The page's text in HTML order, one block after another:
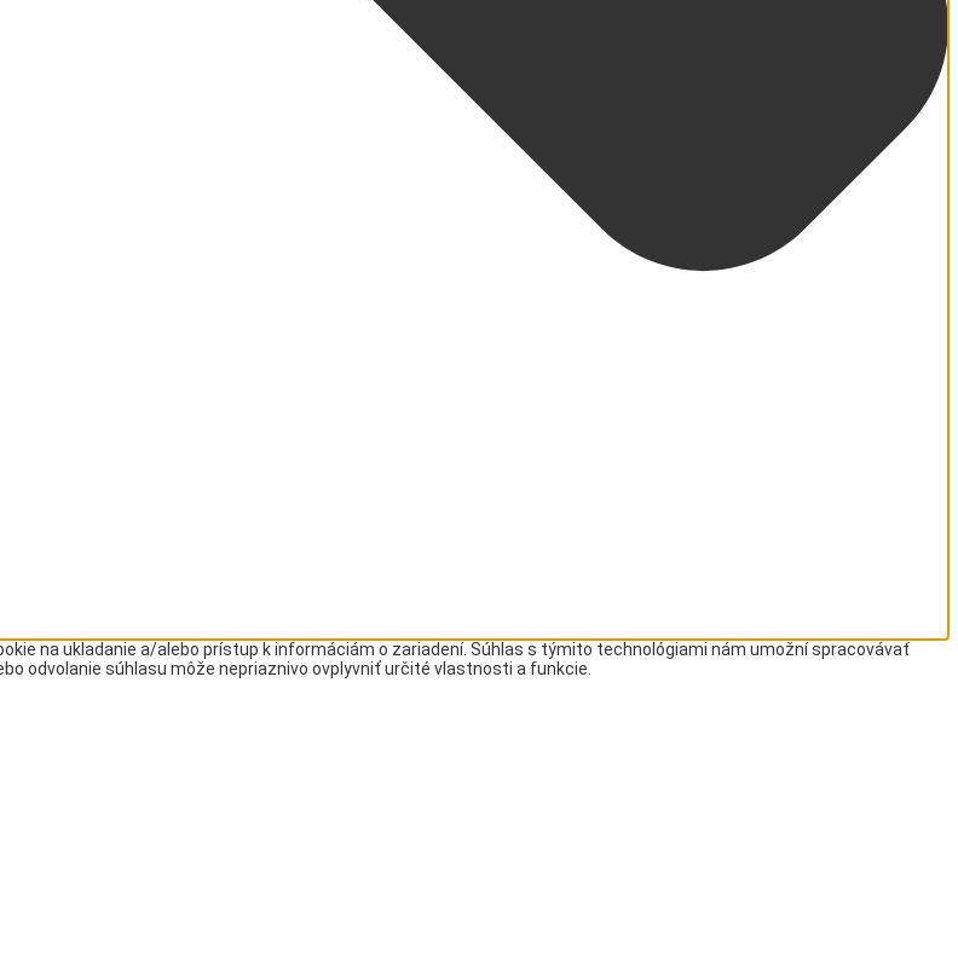
na ukladanie a/alebo prístup k informáciám o zariadení. Súhlas s týmito technológiami nám umožní spracovávať
odvolanie súhlasu môže nepriaznivo ovplyvniť určité vlastnosti a funkcie.